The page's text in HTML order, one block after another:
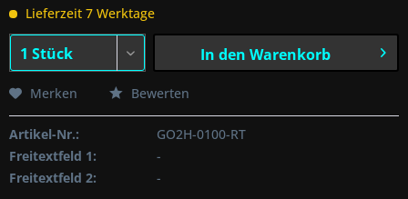
Lieferzeit 7 Werktage
In den Warenkorb
Merken Bewerten
Artikel-Nr.:
GO2H-0100-RT
Freitextfeld 1:
-
Freitextfeld 2:
-